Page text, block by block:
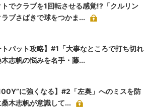
トでクラブを1回転させる感覚!?「クルリン
ブさばきで球をつかま...
トパット攻略】#1「大事なところで打ち切れ
志帆の悩みを名手・藤...
100Y”に強くなる】#2「左奥」へのミスを防
桑木志帆が意識して...